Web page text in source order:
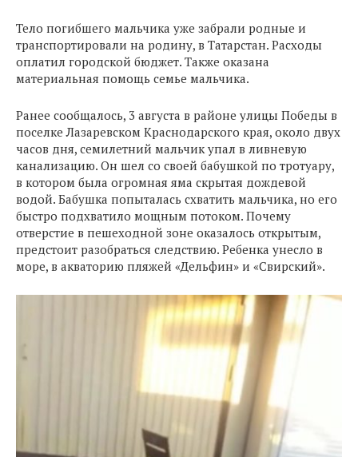
Тело погибшего мальчика уже забрали родные и
транспортировали на родину, в Татарстан. Расходы
оплатил городской бюджет. Также оказана
материальная помощь семье мальчика.
Ранее сообщалось, 3 августа в районе улицы Победы в
поселке Лазаревском Краснодарского края, около двух
часов дня, семилетний мальчик упал в ливневую
канализацию. Он шел со своей бабушкой по тротуару,
в котором была огромная яма скрытая дождевой
водой. Бабушка попыталась схватить мальчика, но его
быстро подхватило мощным потоком. Почему
отверстие в пешеходной зоне оказалось открытым,
предстоит разобраться следствию. Ребенка унесло в
море, в акваторию пляжей «Дельфин» и «Свирский».